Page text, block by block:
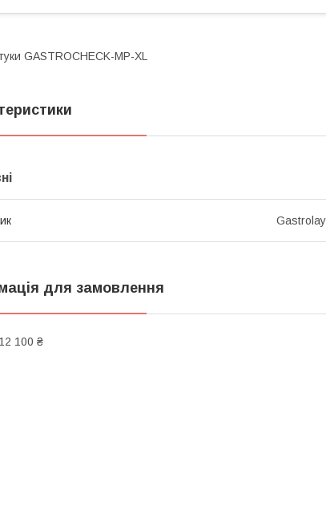
GASTROCHECK-MP-XL
для замовлення
100 ₴